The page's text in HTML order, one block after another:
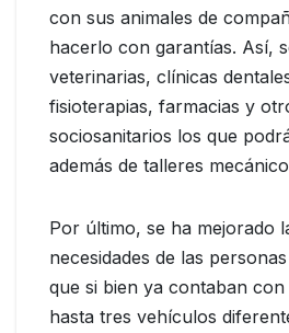
con sus animales de
hacerlo con garantías. Así,
veterinarias, clínicas
fisioterapias, farmacias y
sociosanitarios los que
además de talleres
Por último, se ha mejorado
necesidades de las
que si bien ya contaban
hasta tres vehículos